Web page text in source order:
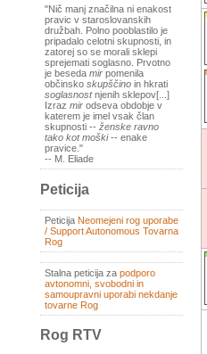
"Nič manj značilna ni enakost
pravic v staroslovanskih
družbah. Polno pooblastilo je
pripadalo celotni skupnosti, in
zatorej so se morali sklepi
sprejemati soglasno. Prvotno
je beseda mir pomenila
občinsko skupščino in hkrati
soglasnostnjenih sklepov[...]
Izraz mir odseva obdobje v
katerem je imel vsak član
skupnosti -- ženske ravno
tako kot moški-- enake
pravice."
-- M. Eliade
Peticija
Peticija Neomejeni rog uporabe
/ Support Autonomous Tovarna
Rog
Stalna peticija za podporo
avtonomni, svobodni in
samoupravni uporabi nekdanje
tovarne Rog
Rog RTV